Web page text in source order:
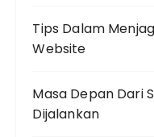
Tips Dalam
Website
Masa Depan Dari
Dijalankan